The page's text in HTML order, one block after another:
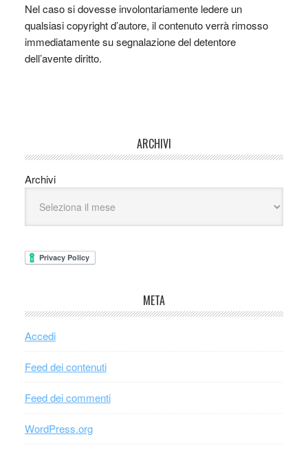
Nel caso si dovesse involontariamente ledere un
qualsiasi copyright d’autore, il contenuto verrà rimosso
immediatamente su segnalazione del detentore
dell’avente diritto.
ARCHIVI
Archivi
META
Accedi
Feed dei contenuti
Feed dei commenti
WordPress.org